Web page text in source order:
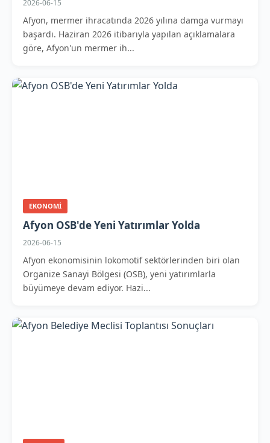
2026-06-15
Afyon, mermer ihracatında 2026 yılına damga vurmayı
başardı. Haziran 2026 itibarıyla yapılan açıklamalara
göre, Afyon'un mermer ih...
EKONOMI
Afyon OSB'de Yeni Yatırımlar Yolda
2026-06-15
Afyon ekonomisinin lokomotif sektörlerinden biri olan
Organize Sanayi Bölgesi (OSB), yeni yatırımlarla
büyümeye devam ediyor. Hazi...